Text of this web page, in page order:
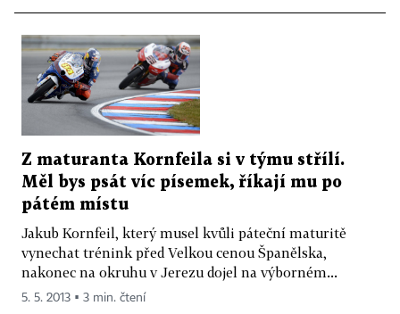
Z maturanta Kornfeila si v týmu střílí.
Měl bys psát víc písemek, říkají mu po
pátém místu
Jakub Kornfeil, který musel kvůli páteční maturitě
vynechat trénink před Velkou cenou Španělska,
nakonec na okruhu v Jerezu dojel na výborném...
5. 5. 2013 ▪ 3 min. čtení